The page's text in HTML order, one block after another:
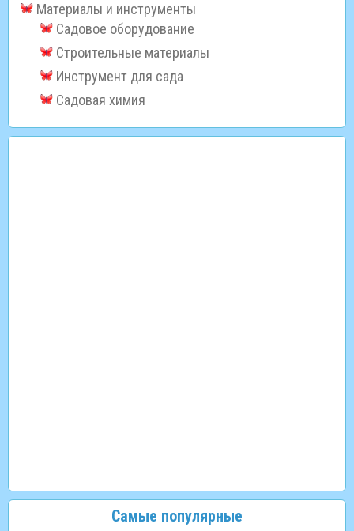
Материалы и инструменты
Садовое оборудование
Строительные материалы
Инструмент для сада
Садовая химия
Самые популярные